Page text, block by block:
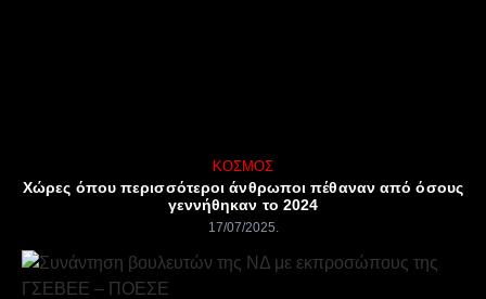
ΚΌΣΜΟΣ
Χώρες όπου περισσότεροι άνθρωποι πέθαναν από όσους
γεννήθηκαν το 2024
17/07/2025